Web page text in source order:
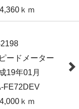
ｋｍ
ードメーター
19年01月
FE72DEV
ｋｍ